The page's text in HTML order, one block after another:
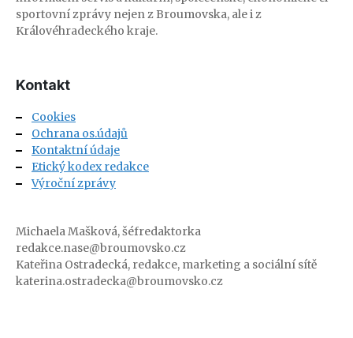
sportovní zprávy nejen z Broumovska, ale i z
Královéhradeckého kraje.
Kontakt
Cookies
Ochrana os.údajů
Kontaktní údaje
Etický kodex redakce
Výroční zprávy
Michaela Mašková, šéfredaktorka
redakce.nase@broumovsko.cz
Kateřina Ostradecká, redakce, marketing a sociální sítě
katerina.ostradecka@broumovsko.cz